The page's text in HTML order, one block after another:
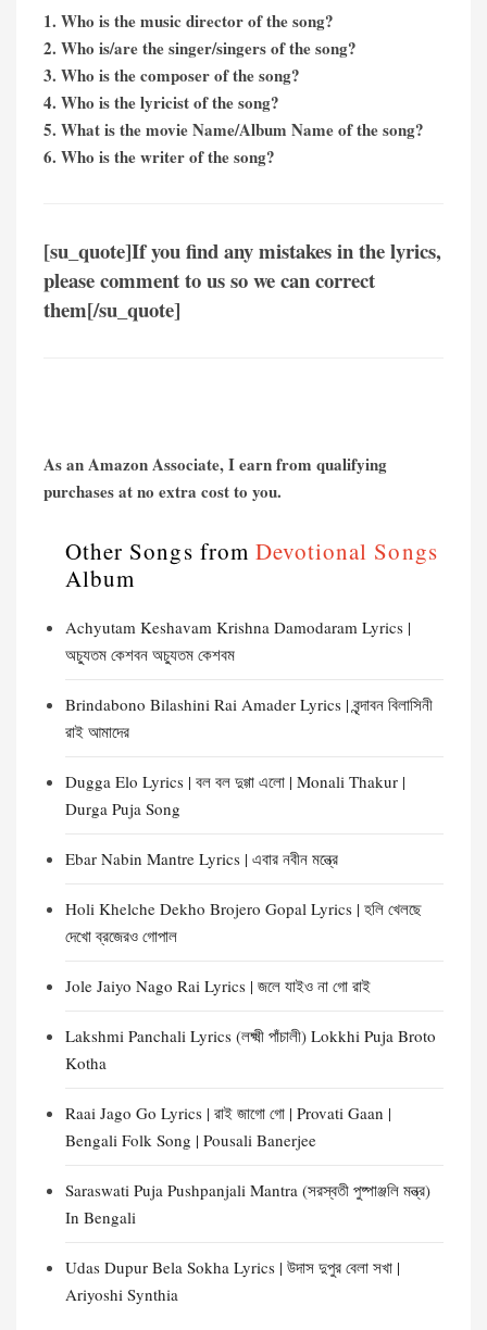
1. Who is the music director of the song?
2. Who is/are the singer/singers of the song?
3. Who is the composer of the song?
4. Who is the lyricist of the song?
5. What is the movie Name/Album Name of the song?
6. Who is the writer of the song?
[su_quote]If you find any mistakes in the lyrics,
please comment to us so we can correct
them[/su_quote]
As an Amazon Associate, I earn from qualifying
purchases at no extra cost to you.
Other Songs from Devotional Songs
Album
Achyutam Keshavam Krishna Damodaram Lyrics |
অচ্যুতম কেশবন অচ্যুতম কেশবম
Brindabono Bilashini Rai Amader Lyrics | বৃন্দাবন বিলাসিনী
রাই আমাদের
Dugga Elo Lyrics | বল বল দুগ্গা এলো | Monali Thakur |
Durga Puja Song
Ebar Nabin Mantre Lyrics | এবার নবীন মন্ত্রে
Holi Khelche Dekho Brojero Gopal Lyrics | হলি খেলছে
দেখো ব্রজেরও গোপাল
Jole Jaiyo Nago Rai Lyrics | জলে যাইও না গো রাই
Lakshmi Panchali Lyrics (লক্ষ্মী পাঁচালী) Lokkhi Puja Broto
Kotha
Raai Jago Go Lyrics | রাই জাগো গো | Provati Gaan |
Bengali Folk Song | Pousali Banerjee
Saraswati Puja Pushpanjali Mantra (সরস্বতী পুষ্পাঞ্জলি মন্ত্র)
In Bengali
Udas Dupur Bela Sokha Lyrics | উদাস দুপুর বেলা সখা |
Ariyoshi Synthia